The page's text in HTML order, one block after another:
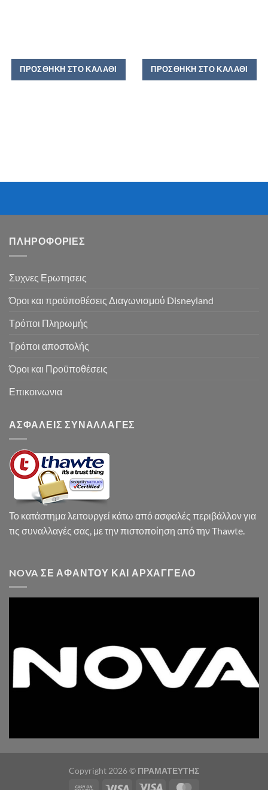
ΠΡΟΣΘΉΚΗ ΣΤΟ ΚΑΛΆΘΙ ΠΡΟΣΘΉΚΗ ΣΤΟ ΚΑΛΆΘΙ
ΠΛΗΡΟΦΟΡΙΕΣ
Συχνες Ερωτησεις
Όροι και προϋποθέσεις Διαγωνισμού Disneyland
Τρόποι Πληρωμής
Τρόποι αποστολής
Όροι και Προϋποθέσεις
Επικοινωνια
ΑΣΦΑΛΕΙΣ ΣΥΝΑΛΛΑΓΕΣ
Το κατάστημα λειτουργεί κάτω από ασφαλές περιβάλλον για
τις συναλλαγές σας, με την πιστοποίηση από την Thawte.
NOVA ΣΕ ΑΦΆΝΤΟΥ ΚΑΙ ΑΡΧΆΓΓΕΛΟ
Copyright 2026 © ΠΡΑΜΑΤΕΥΤΗΣ